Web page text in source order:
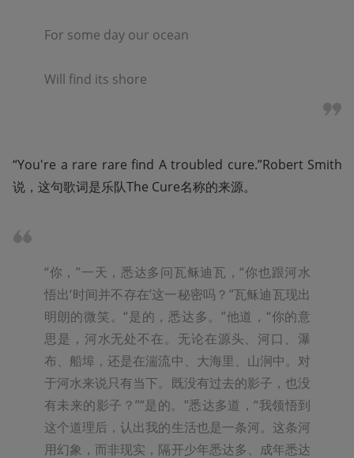
For some day our ocean
Will find its shore
“You're a rare rare find A troubled cure.”Robert Smith
说，这句歌词是乐队The Cure名称的来源。
“你，”一天，悉达多问瓦稣迪瓦，“你也跟河水
悟出‘时间并不存在’这一秘密吗？”瓦稣迪瓦现出
明朗的微笑。“是的，悉达多。”他道，“你的意
思是，河水无处不在。无论在源头、河口、瀑
布、船埠，还是在湍流中、大海里、山涧中。对
于河水来说只有当下。既没有过去的影子，也没
有未来的影子？”“是的。”悉达多道，“我领悟到
这个道理后，认出我的生活也是一条河。这条河
用幻象，而非现实，隔开少年悉达多、成年悉达